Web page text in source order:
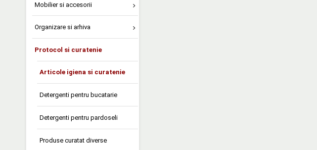
Mobilier si accesorii
Organizare si arhiva
Protocol si curatenie
Articole igiena si curatenie
Detergenti pentru bucatarie
Detergenti pentru pardoseli
Produse curatat diverse